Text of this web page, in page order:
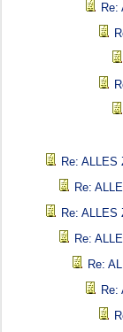
Re:
Re: ALLES
Re:
Re: ALLES
Re:
Re:
Re: